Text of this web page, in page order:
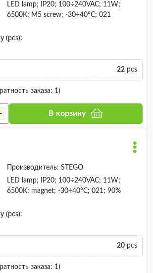
LED lamp; IP20; 100÷240VAC; 11W;
6500K; M5 screw; -30÷40°C; 021
(pcs):
22 pcs
заказа: 1)
В корзину
Производитель: STEGO
LED lamp; IP20; 100÷240VAC; 11W;
6500K; magnet; -30÷40°C; 021; 90%
(pcs):
20 pcs
заказа: 1)